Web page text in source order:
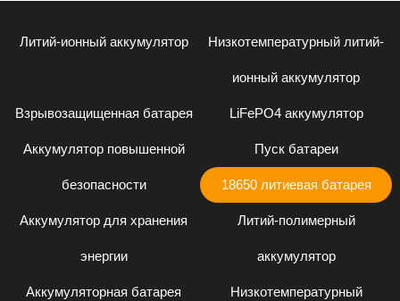
Литий-ионный аккумулятор Низкотемпературный литий-
ионный аккумулятор
Взрывозащищенная батарея LiFePO4 аккумулятор
Аккумулятор повышенной
безопасности
Пуск батареи
18650 литиевая батарея
Аккумулятор для хранения
энергии
Литий-полимерный
аккумулятор
Аккумуляторная батарея Низкотемпературный